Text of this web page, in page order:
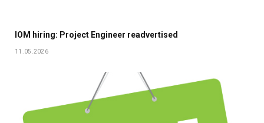
IOM hiring: Project Engineer readvertised
11.05.2026